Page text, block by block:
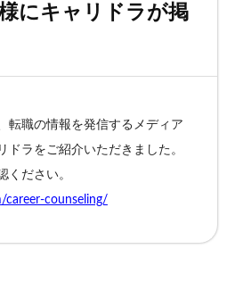
にキャリドラが掲
転職の情報を発信するメディア
ドラをご紹介いただきました。
ください。
career-counseling/